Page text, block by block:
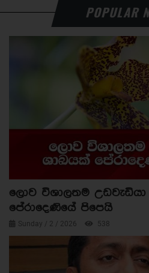
POPULAR
ලොව විශාලතම
පේරාදෙණියේ පිපෙයි
Sunday / 2 / 2026 538